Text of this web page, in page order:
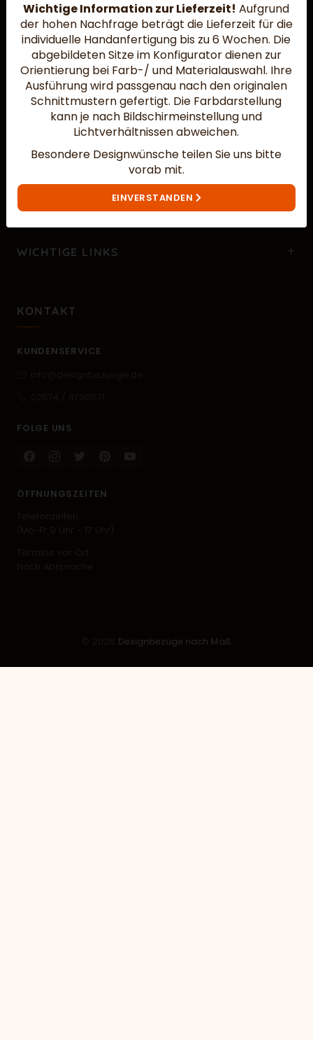
Wichtige Information zur Lieferzeit! Aufgrund
der hohen Nachfrage beträgt die Lieferzeit für die
individuelle Handanfertigung bis zu 6 Wochen. Die
abgebildeten Sitze im Konfigurator dienen zur
Orientierung bei Farb-/ und Materialauswahl. Ihre
Ausführung wird passgenau nach den originalen
Schnittmustern gefertigt. Die Farbdarstellung
kann je nach Bildschirmeinstellung und
Lichtverhältnissen abweichen.
Besondere Designwünsche teilen Sie uns bitte
vorab mit.
EINVERSTANDEN
Widerruf absenden
MEHR ÜBER UNS…
WICHTIGE LINKS
KONTAKT
KUNDENSERVICE
FOLGE UNS
ÖFFNUNGSZEITEN
Telefonzeiten
(Mo-Fr 9 Uhr - 17 Uhr)
Termine vor Ort
Nach Absprache
© 2026 Designbezüge nach Maß